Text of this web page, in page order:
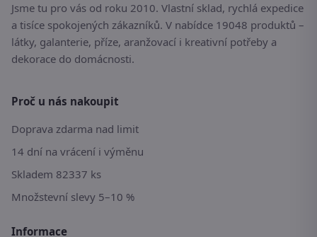
Jsme tu pro vás od roku 2010. Vlastní sklad, rychlá expedice
a tisíce spokojených zákazníků. V nabídce 19048 produktů –
látky, galanterie, příze, aranžovací i kreativní potřeby a
dekorace do domácnosti.
Proč u nás nakoupit
Doprava zdarma nad limit
14 dní na vrácení i výměnu
Skladem 82337 ks
Množstevní slevy 5–10 %
Informace